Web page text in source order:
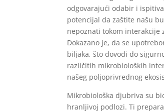
odgovarajući odabir i
potencijal da zaštite našu
nepoznati tokom interakcije
Dokazano je, da se
biljaka, što dovodi do
različitih mikrobioloških
našeg poljoprivrednog
Mikrobiološka djubriva su
hranljivoj podlozi. Ti